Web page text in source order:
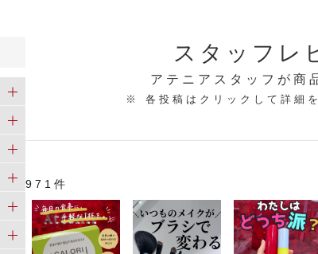
乳液・ジェル・クリーム
ボディケア・ハンドケア
・フレグランス
リップメイク
ビューティシリーズ
青汁シリーズ
ヘルスシリーズ
スキンクリア クレンズ
オイル 専用ギフト
スタッフレ
アテニアスタッフが商
※ 各投稿はクリックして詳細
971件